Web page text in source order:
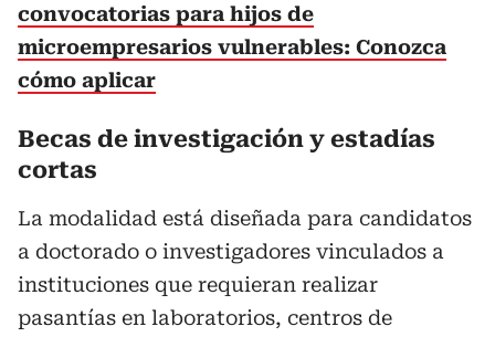
convocatorias para hijos de
microempresarios vulnerables: Conozca
cómo aplicar
Becas de investigación y estadías
cortas
La modalidad está diseñada para candidatos
a doctorado o investigadores vinculados a
instituciones que requieran realizar
pasantías en laboratorios, centros de